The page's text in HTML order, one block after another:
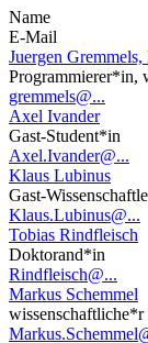
Name
E-Mail
Juergen Gremmels,
Programmierer*in,
gremmels@...
Axel Ivander
Gast-Student*in
Axel.Ivander@...
Klaus Lubinus
Gast-
Klaus.Lubinus@...
Tobias Rindfleisch
Doktorand*in
Rindfleisch@...
Markus Schemmel